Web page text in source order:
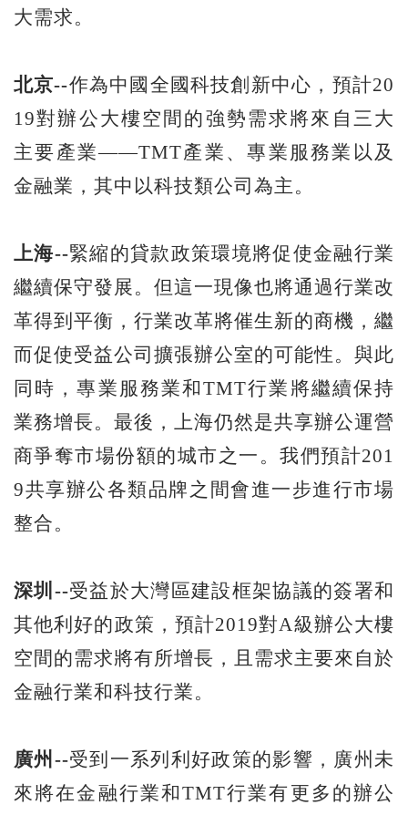
大需求。
北京--作為中國全國科技創新中心，預計20
19對辦公大樓空間的強勢需求將來自三大
主要產業——TMT產業、專業服務業以及
金融業，其中以科技類公司為主。
上海--緊縮的貸款政策環境將促使金融行業
繼續保守發展。但這一現像也將通過行業改
革得到平衡，行業改革將催生新的商機，繼
而促使受益公司擴張辦公室的可能性。與此
同時，專業服務業和TMT行業將繼續保持
業務增長。最後，上海仍然是共享辦公運營
商爭奪市場份額的城市之一。我們預計201
9共享辦公各類品牌之間會進一步進行市場
整合。
深圳--受益於大灣區建設框架協議的簽署和
其他利好的政策，預計2019對A級辦公大樓
空間的需求將有所增長，且需求主要來自於
金融行業和科技行業。
廣州--受到一系列利好政策的影響，廣州未
來將在金融行業和TMT行業有更多的辦公